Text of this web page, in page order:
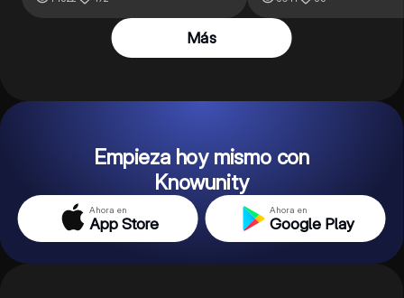
Más
Empieza hoy mismo con
Knowunity
Ahora en
App Store
Ahora en
Google Play